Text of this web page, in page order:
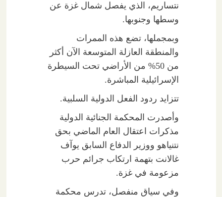
نتساريم، الذي يفصل شمال غزة عن
وسطها وجنوبها.
وبمجملها، تضع هذه الممرات
والمنطقة العازلة المتوسعة الآن أكثر
من 50% من الأراضي تحت السيطرة
الإسرائيلية المباشرة.
تتزايد ردود الفعل الدولية السلبية.
وأصدرت المحكمة الجنائية الدولية
مذكرات اعتقال العام الماضي بحق
نتنياهو ووزير الدفاع السابق يوآف
غالانت بتهمة ارتكاب جرائم حرب
مزعومة في غزة.
وفي سياق منفصل، تدرس محكمة